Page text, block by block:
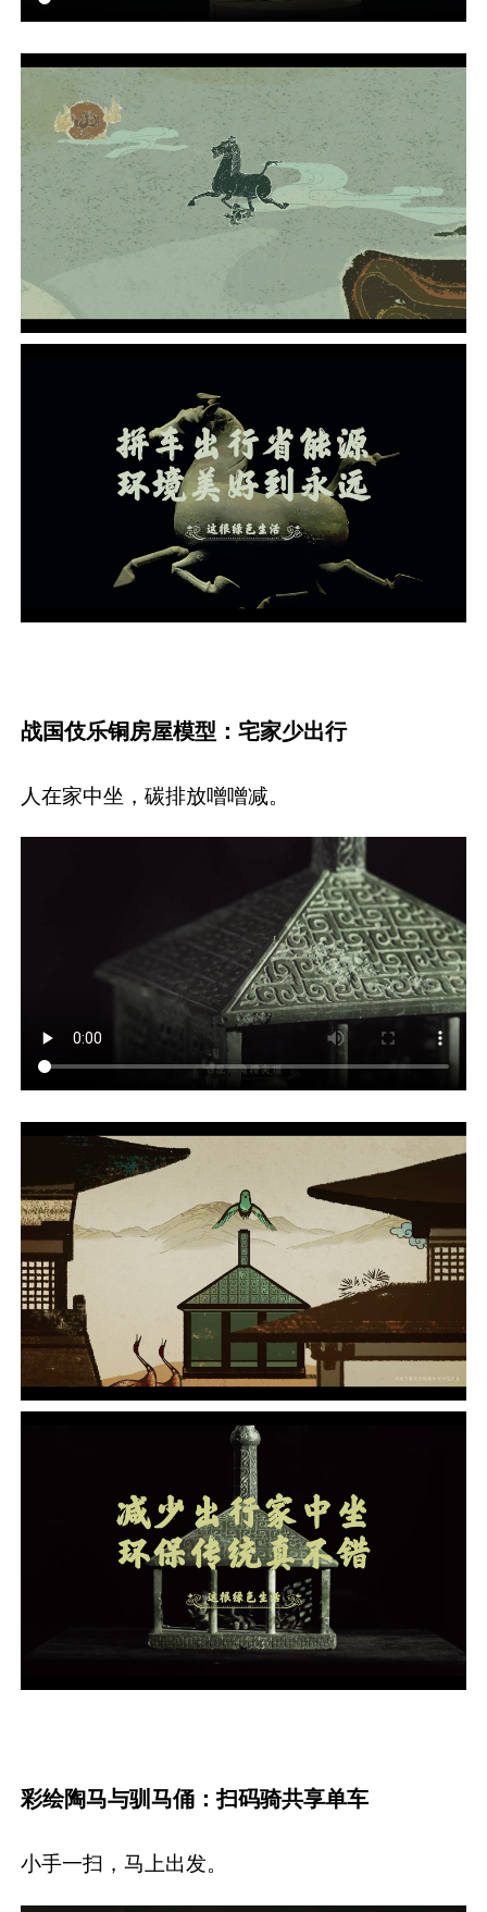
战国伎乐铜房屋模型：宅家少出行
人在家中坐，碳排放噌噌减。
彩绘陶马与驯马俑：扫码骑共享单车
小手一扫，马上出发。